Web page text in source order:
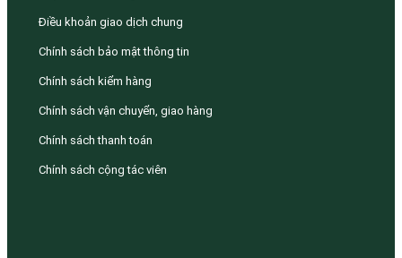
Điều khoản giao dịch chung
Chính sách bảo mật thông tin
Chính sách kiểm hàng
Chính sách vận chuyển, giao hàng
Chính sách thanh toán
Chính sách cộng tác viên